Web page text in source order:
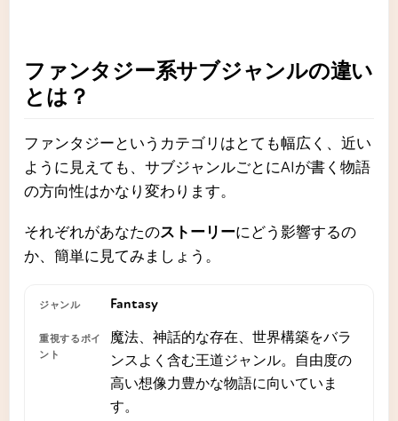
ファンタジー系サブジャンルの違い
とは？
ファンタジーというカテゴリはとても幅広く、近い
ように見えても、サブジャンルごとにAIが書く物語
の方向性はかなり変わります。
それぞれがあなたのストーリーにどう影響するの
か、簡単に見てみましょう。
Fantasy
魔法、神話的な存在、世界構築をバラ
ンスよく含む王道ジャンル。自由度の
高い想像力豊かな物語に向いていま
す。